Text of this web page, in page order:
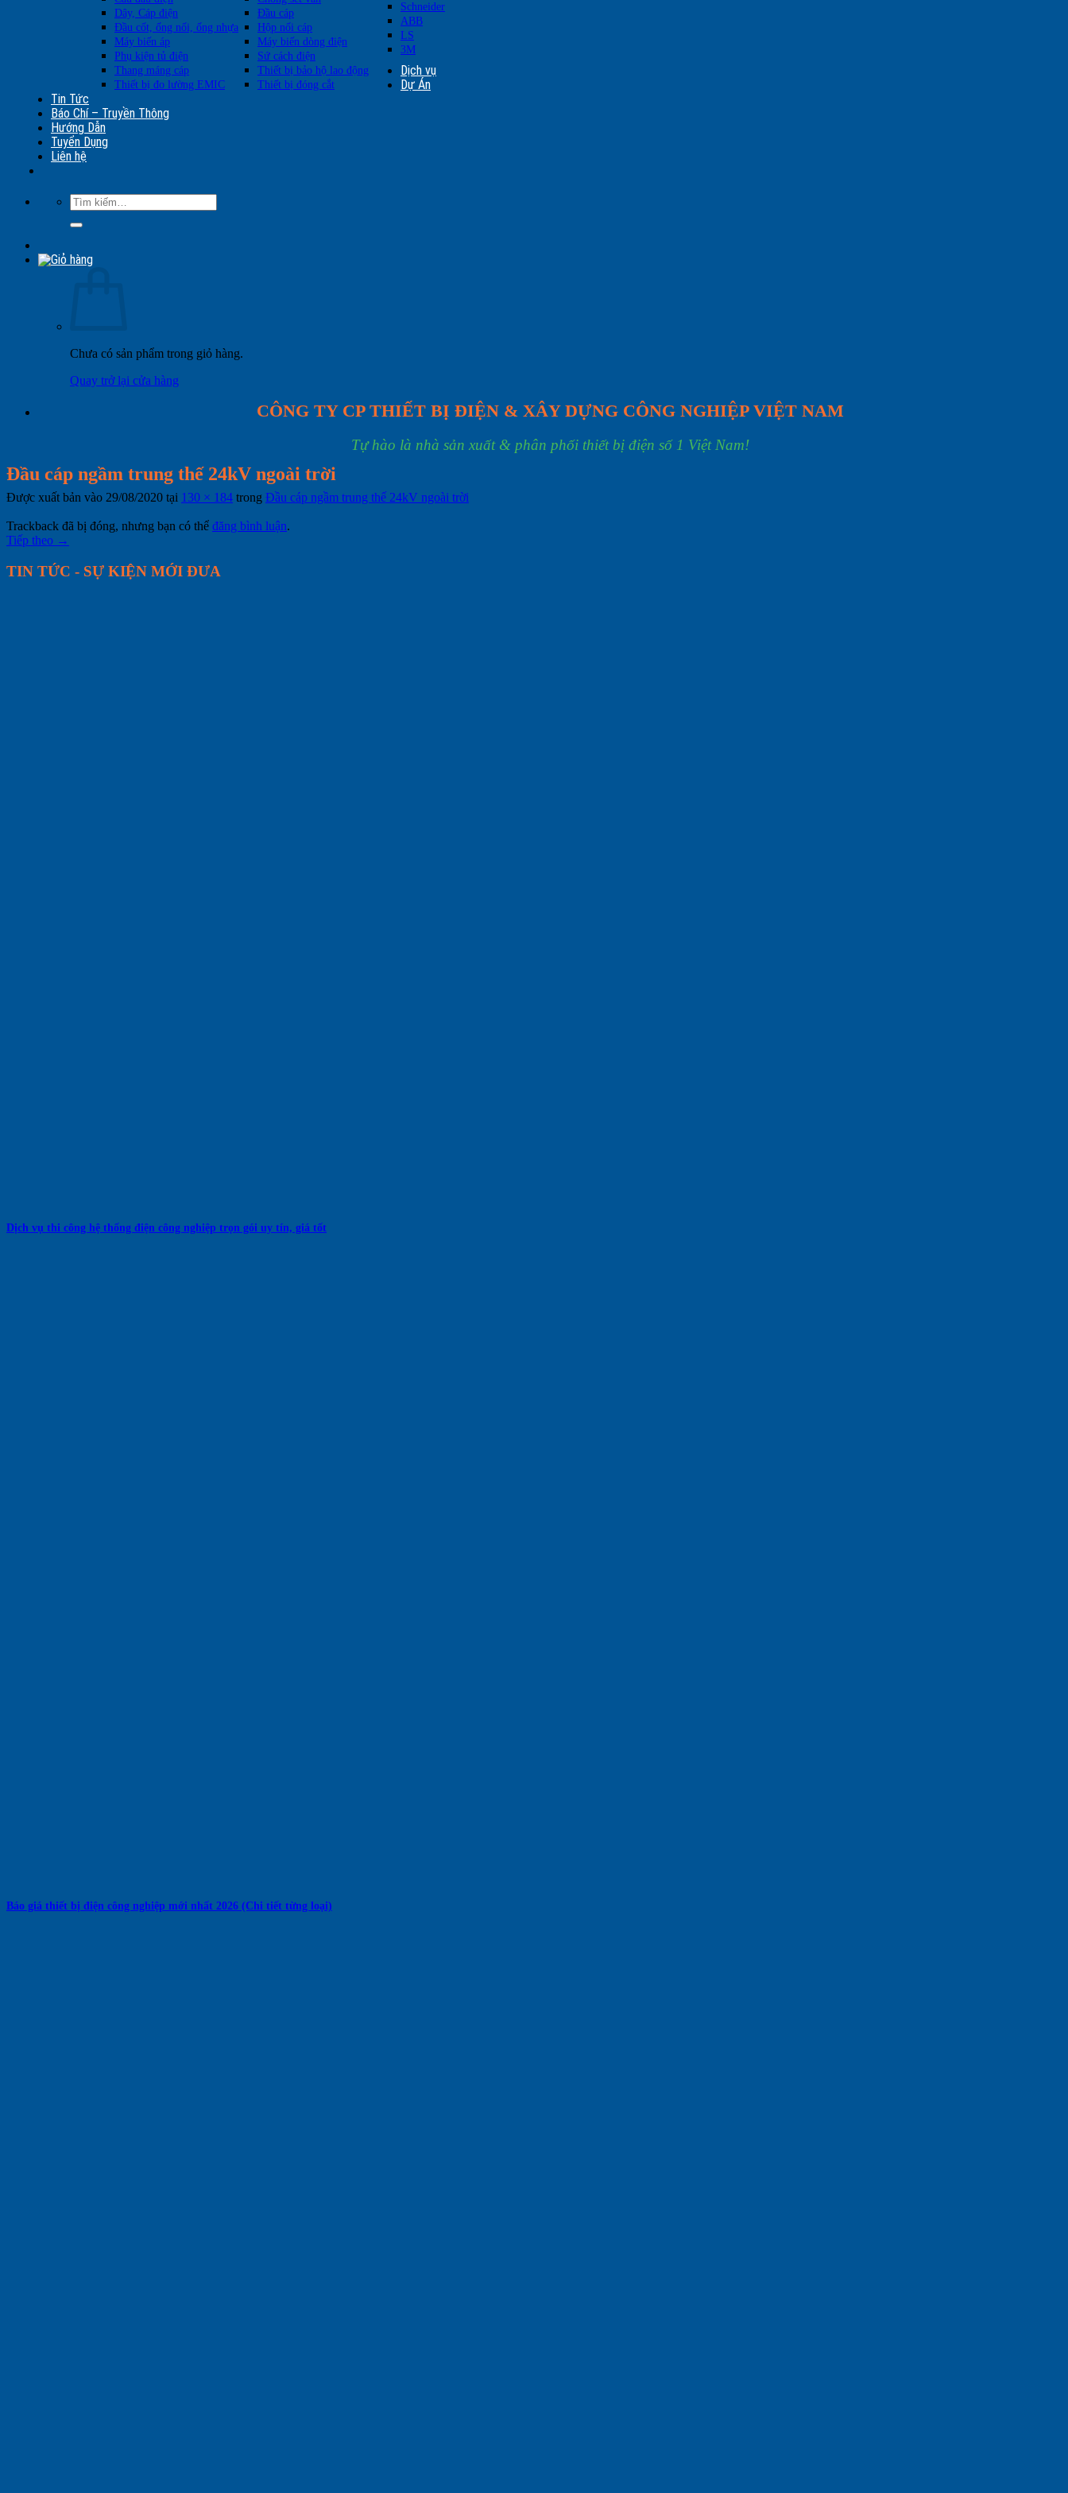
Dây, Cáp điện
Đầu cáp
Đầu cốt, ống nối, ống nhựa
Hộp nối cáp
Máy biến áp
Máy biến dòng điện
Phụ kiện tủ điện
Sứ cách điện
Thang máng cáp
Thiết bị bảo hộ lao động
Thiết bị đo lường EMIC
Thiết bị đóng cắt
Schneider
ABB
LS
3M
Dịch vụ
Dự Án
Tin Tức
Báo Chí – Truyền Thông
Hướng Dẫn
Tuyển Dụng
Liên hệ
Tìm
kiếm:
Chưa có sản phẩm trong giỏ hàng.
Quay trở lại cửa hàng
CÔNG TY CP THIẾT BỊ ĐIỆN & XÂY DỰNG CÔNG NGHIỆP VIỆT NAM
Tự hào là nhà sản xuất & phân phối thiết bị điện số 1 Việt Nam!
Đầu cáp ngầm trung thế 24kV ngoài trời
Được xuất bản vào 29/08/2020 tại 130 × 184 trong Đầu cáp ngầm trung thế 24kV ngoài trời
Trackback đã bị đóng, nhưng bạn có thể đăng bình luận.
Tiếp theo →
TIN TỨC - SỰ KIỆN MỚI ĐƯA
Dịch vụ thi công hệ thống điện công nghiệp trọn gói uy tín, giá tốt
Báo giá thiết bị điện công nghiệp mới nhất 2026 (Chi tiết từng loại)